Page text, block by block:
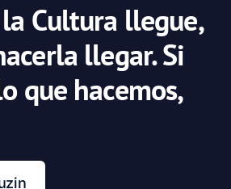
Cultura llegue,
llegar. Si
que hacemos,